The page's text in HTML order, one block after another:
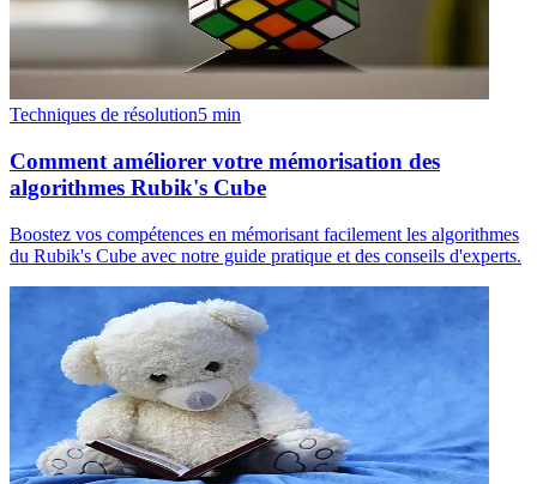
Techniques de résolution5 min
Comment améliorer votre mémorisation des
algorithmes Rubik's Cube
Boostez vos compétences en mémorisant facilement les algorithmes
du Rubik's Cube avec notre guide pratique et des conseils d'experts.